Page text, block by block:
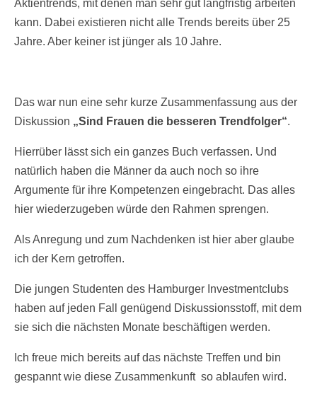
Aktientrends, mit denen man sehr gut langfristig arbeiten
kann. Dabei existieren nicht alle Trends bereits über 25
Jahre. Aber keiner ist jünger als 10 Jahre.
Das war nun eine sehr kurze Zusammenfassung aus der
Diskussion „Sind Frauen die besseren Trendfolger“.
Hierrüber lässt sich ein ganzes Buch verfassen. Und
natürlich haben die Männer da auch noch so ihre
Argumente für ihre Kompetenzen eingebracht. Das alles
hier wiederzugeben würde den Rahmen sprengen.
Als Anregung und zum Nachdenken ist hier aber glaube
ich der Kern getroffen.
Die jungen Studenten des Hamburger Investmentclubs
haben auf jeden Fall genügend Diskussionsstoff, mit dem
sie sich die nächsten Monate beschäftigen werden.
Ich freue mich bereits auf das nächste Treffen und bin
gespannt wie diese Zusammenkunft so ablaufen wird.